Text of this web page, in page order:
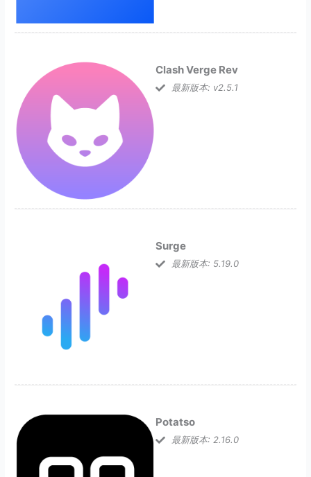
Clash Verge Rev
最新版本: v2.5.1
Surge
最新版本: 5.19.0
Potatso
最新版本: 2.16.0